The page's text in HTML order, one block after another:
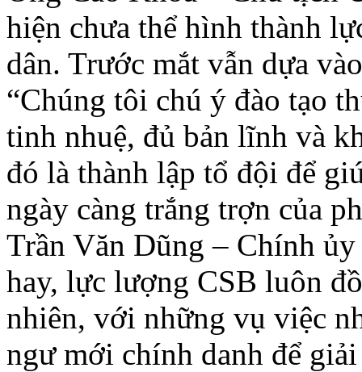
hiện chưa thể hình thành
dân. Trước mắt vẫn dựa
“Chúng tôi chú ý đào tạo
tinh nhuệ, đủ bản lĩnh và
đó là thành lập tổ đội để
ngày càng trắng trợn của
Trần Văn Dũng – Chính
hay, lực lượng CSB luôn
nhiên, với những vụ việc
ngư mới chính danh để